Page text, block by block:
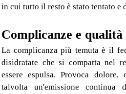
in cui tutto il resto è stato tentato e
Complicanze e
La complicanza più temuta è il
disidratate che si compatta nel
essere espulsa. Provoca dolore,
talvolta un'emissione continua